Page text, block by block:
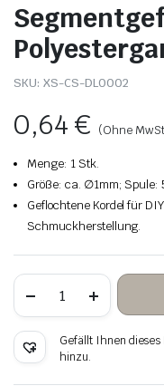
SKU: XS-CS-DL0002
0,64€ (Ohne
Menge: 1 Stk.
Größe: ca. ∅1mm; Spule:
Geflochtene Kordel für
Schmuckherstellung.
Segmentgefärbtes
Polyestergarn
02
Gefällt Ihnen dieses
hinzu.